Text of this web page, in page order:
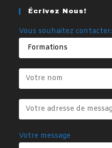
Écrivez Nous!
Vous souhaitez contacter:
Votre message